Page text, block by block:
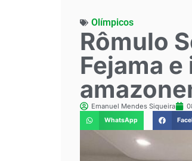
Olímpicos
Rômulo
Fejama
Emanuel Mendes Siqueira
WhatsApp